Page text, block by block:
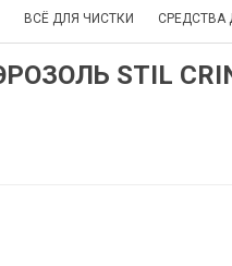
ВСЁ ДЛЯ ЧИСТКИ СРЕДСТВА
STIL